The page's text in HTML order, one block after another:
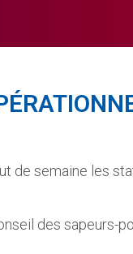
de semaine les
des sapeurs-